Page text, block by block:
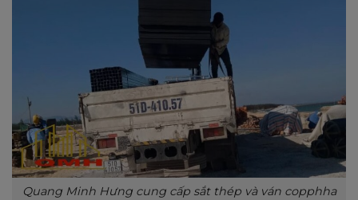
Quang Minh Hưng cung cấp sắt thép và ván copphha